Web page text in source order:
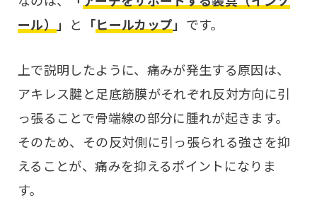
ール）
」 と 「ヒールカップ」 です。
上で説明したように、痛みが発生する原因は、
アキレス腱と足底筋膜がそれぞれ反対方向に引
っ張ることで骨端線の部分に腫れが起きます。
そのため、その反対側に引っ張られる強さを抑
えることが、痛みを抑えるポイントになりま
す。